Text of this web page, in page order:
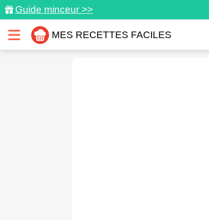
Guide minceur >>
MES RECETTES FACILES